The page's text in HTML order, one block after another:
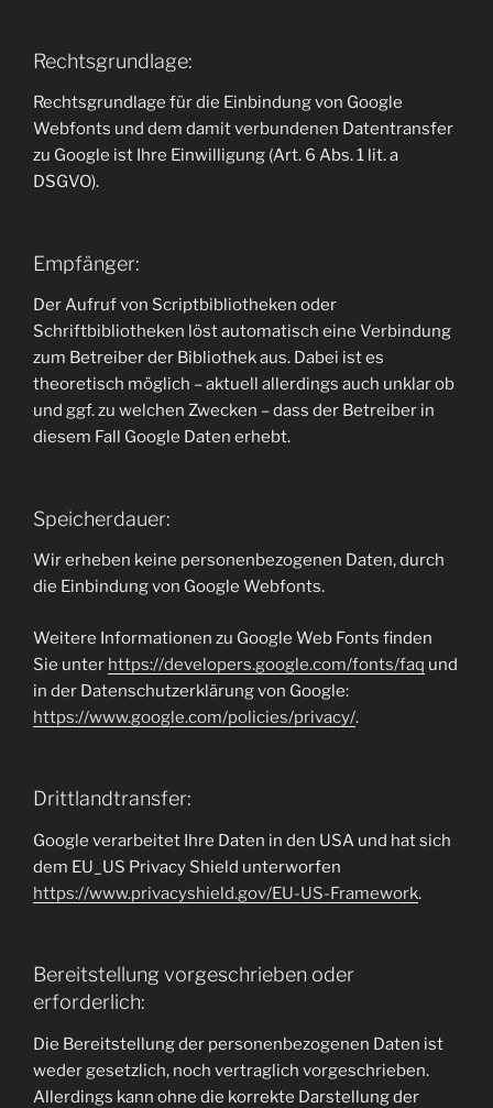
Rechtsgrundlage:
Rechtsgrundlage für die Einbindung von Google
Webfonts und dem damit verbundenen Datentransfer
zu Google ist Ihre Einwilligung (Art. 6 Abs. 1 lit. a
DSGVO).
Empfänger:
Der Aufruf von Scriptbibliotheken oder
Schriftbibliotheken löst automatisch eine Verbindung
zum Betreiber der Bibliothek aus. Dabei ist es
theoretisch möglich – aktuell allerdings auch unklar ob
und ggf. zu welchen Zwecken – dass der Betreiber in
diesem Fall Google Daten erhebt.
Speicherdauer:
Wir erheben keine personenbezogenen Daten, durch
die Einbindung von Google Webfonts.
Weitere Informationen zu Google Web Fonts finden
Sie unter https://developers.google.com/fonts/faq und
in der Datenschutzerklärung von Google:
https://www.google.com/policies/privacy/.
Drittlandtransfer:
Google verarbeitet Ihre Daten in den USA und hat sich
dem EU_US Privacy Shield unterworfen
https://www.privacyshield.gov/EU-US-Framework.
Bereitstellung vorgeschrieben oder
erforderlich:
Die Bereitstellung der personenbezogenen Daten ist
weder gesetzlich, noch vertraglich vorgeschrieben.
Allerdings kann ohne die korrekte Darstellung der